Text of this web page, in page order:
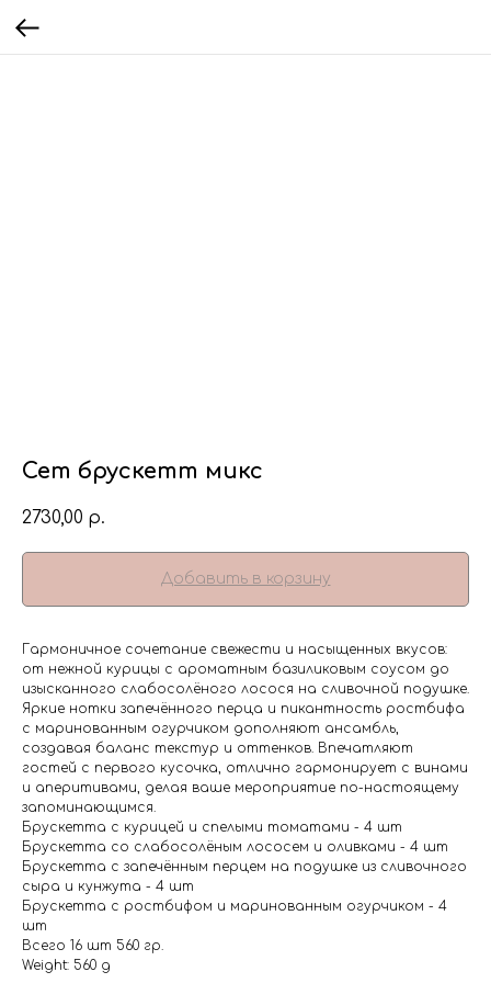
Сет брускетт микс
2730,00 р.
Добавить в корзину
Гармоничное сочетание свежести и насыщенных вкусов:
от нежной курицы с ароматным базиликовым соусом до
изысканного слабосолёного лосося на сливочной подушке.
Яркие нотки запечённого перца и пикантность ростбифа
с маринованным огурчиком дополняют ансамбль,
создавая баланс текстур и оттенков. Впечатляют
гостей с первого кусочка, отлично гармонирует с винами
и аперитивами, делая ваше мероприятие по-настоящему
запоминающимся.
Брускетта с курицей и спелыми томатами - 4 шт
Брускетта со слабосолёным лососем и оливками - 4 шт
Брускетта с запечённым перцем на подушке из сливочного
сыра и кунжута - 4 шт
Брускетта с ростбифом и маринованным огурчиком - 4
шт
Всего 16 шт 560 гр.
Weight: 560 g